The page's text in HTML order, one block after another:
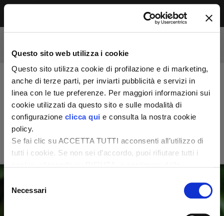
Questo sito web utilizza i cookie
Questo sito utilizza cookie di profilazione e di marketing,
anche di terze parti, per inviarti pubblicità e servizi in
linea con le tue preferenze. Per maggiori informazioni sui
cookie utilizzati da questo sito e sulle modalità di
configurazione clicca qui e consulta la nostra cookie
policy.
Se fai clic su ACCETTA TUTTI acconsenti all’utilizzo di
tutti i cookie. Se non sei d’accordo, puoi rifiutare tutti i
desideri accettare e cliccando ACCETTA SELEZIONATI.
delNecessari
Accesso riservato agli abbonati
Per leggere questo contenuto, devi essere
abbonato alla rivista. Se sei già abbonato,
accedi subito per continuare la lettura.
Se non sei ancora dei nostri, abbonati ora e
accedi ai tuoi contenuti!